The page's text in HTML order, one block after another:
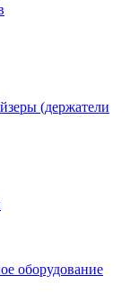
(держатели
оборудование